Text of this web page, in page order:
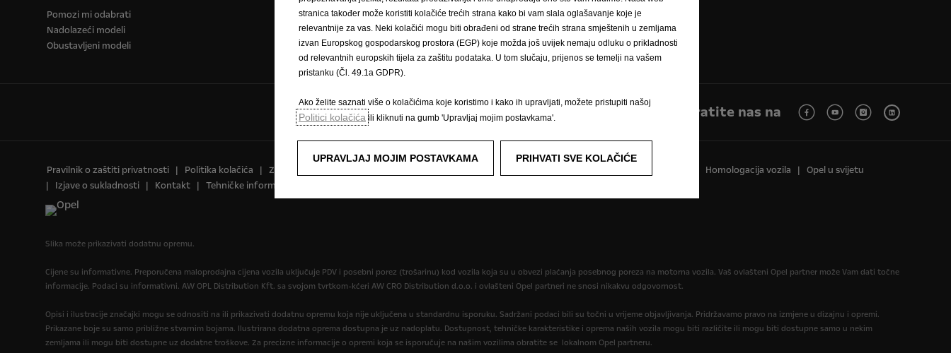
Pomozi mi odabrati
Nadolazeći modeli
Obustavljeni modeli
Opel lifestyle shop
Opel post
Opel Experimental
Pratite nas na
Pravilnik o zaštiti privatnosti Politika kolačića Zaštitni znak i autorska prava Homologacija vozila
Opel u svijetu
Izjave o sukladnosti
Kontakt Tehničke informacije
Slika može prikazivati dodatnu opremu.
Cijene su informativne. Preporučena maloprodajna cijena vozila uključuje PDV i posebni porez (trošarinu) kod vozila koja su u obvezi plaćanja posebnog poreza na motorna vozila. Vaš ovlašteni Opel partner može Vam dati točne
informacije. Podaci su informativni. AW OPL Distribution Kft. sa svojom tvrtkom-kćeri AW CRO Distribution d.o.o. i ovlašteni Opel partneri ne snosi nikakvu odgovornost.
Opisi i ilustracije značajki mogu se odnositi na ili prikazivati dodatnu opremu koja nije uključena u standardnu isporuku. Sadržani podaci bili su točni u vrijeme objavljivanja. Pridržavamo pravo na izmjene u dizajnu i opremi.
Prikazane boje su samo približne stvarnim bojama. Ilustrirana dodatna oprema dostupna je uz nadoplatu. Dostupnost, tehničke karakteristike i oprema naših vozila mogu biti različite ili mogu biti dostupne samo u nekim
zemljama ili mogu biti dostupne uz dodatne troškove. Za precizne informacije o opremi koja se isporučuje na našim vozilima obratite se lokalnom Opel partneru.
stranica također može koristiti kolačiće trećih strana kako bi vam slala oglašavanje koje je
relevantnije za vas. Neki kolačići mogu biti obrađeni od strane trećih strana smještenih u zemljama
izvan Europskog gospodarskog prostora (EGP) koje možda još uvijek nemaju odluku o prikladnosti
od relevantnih europskih tijela za zaštitu podataka. U tom slučaju, prijenos se temelji na vašem
pristanku (Čl. 49.1a GDPR).
Ako želite saznati više o kolačićima koje koristimo i kako ih upravljati, možete pristupiti našoj
Politici kolačića ili kliknuti na gumb 'Upravljaj mojim postavkama'.
UPRAVLJAJ MOJIM POSTAVKAMA PRIHVATI SVE KOLAČIĆE